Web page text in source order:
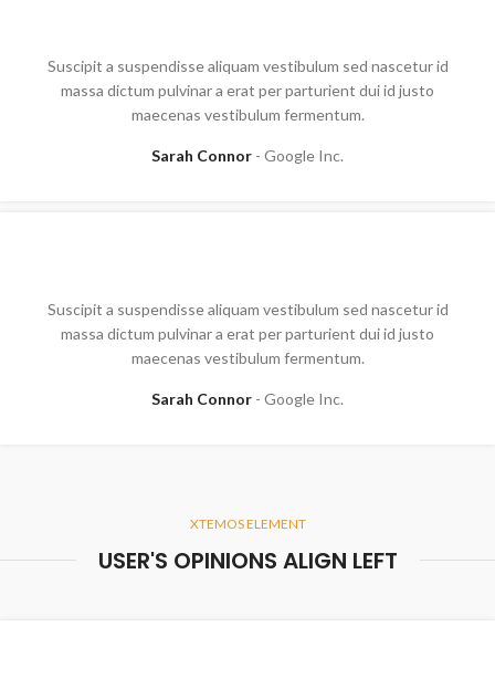
Suscipit a suspendisse aliquam vestibulum sed nascetur id
massa dictum pulvinar a erat per parturient dui id justo
maecenas vestibulum fermentum.
Sarah Connor Google Inc.
Suscipit a suspendisse aliquam vestibulum sed nascetur id
massa dictum pulvinar a erat per parturient dui id justo
maecenas vestibulum fermentum.
Sarah Connor Google Inc.
XTEMOS ELEMENT
USER'S OPINIONS ALIGN LEFT